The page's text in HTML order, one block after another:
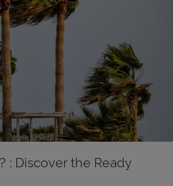
: Discover the Ready